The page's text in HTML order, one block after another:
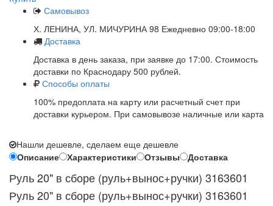
Самовывоз
Х. ЛЕНИНА, УЛ. МИЧУРИНА 98 Ежедневно 09:00-18:00
Доставка
Доставка в день заказа, при заявке до 17:00. Стоимость
доставки по Краснодару 500 рублей.
Способы оплаты
100% предоплата на карту или расчетный счет при
доставки курьером. При самовывозе наличные или карта
Нашли дешевле, сделаем еще дешевле
Описание
Характеристики Отзывы Доставка
Руль 20" в сборе (руль+вынос+ручки) 3163601
Руль 20" в сборе (руль+вынос+ручки) 3163601